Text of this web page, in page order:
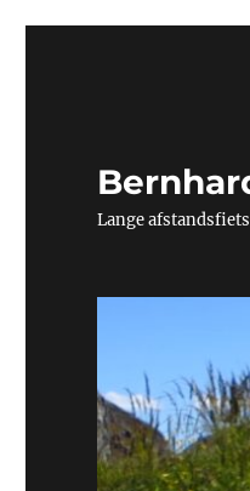
Lange